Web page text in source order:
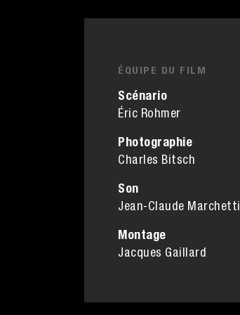
ÉQUIPE DU FILM
Scénario
Éric Rohmer
Photographie
Charles Bitsch
Son
Jean-Claude Marchetti
Montage
Jacques Gaillard